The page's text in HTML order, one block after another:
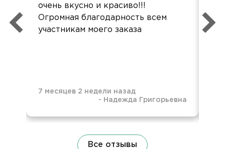
очень вкусно и красиво!!!
Огромная благодарность всем
участникам моего заказа
7 месяцев 2 недели назад
- Надежда Григорьевна
Все отзывы